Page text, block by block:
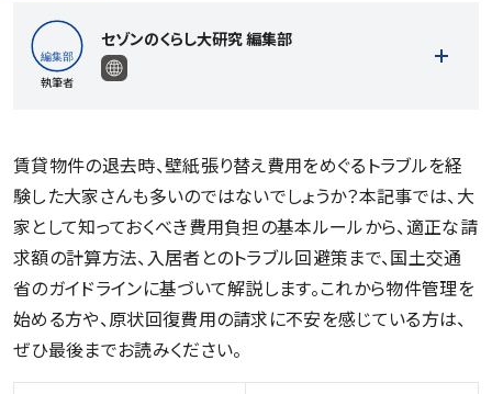
執筆者
セゾンのくらし大研究 編集部
記事一覧を見る
賃貸物件の退去時、壁紙張り替え費用をめぐるトラブルを経
験した大家さんも多いのではないでしょうか？本記事では、大
家として知っておくべき費用負担の基本ルールから、適正な請
求額の計算方法、入居者とのトラブル回避策まで、国土交通
省のガイドラインに基づいて解説します。これから物件管理を
始める方や、原状回復費用の請求に不安を感じている方は、
ぜひ最後までお読みください。